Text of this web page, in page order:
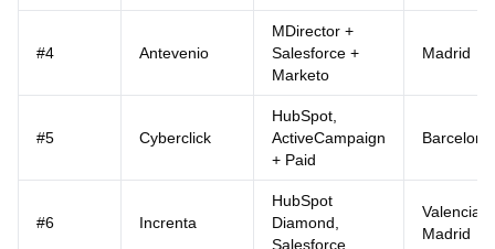
#4 Antevenio
MDirector +
Salesforce +
Marketo
Madrid
#5 Cyberclick
HubSpot,
ActiveCampaign
+ Paid
Barcelona
#6 Increnta
HubSpot
Diamond,
Salesforce
Valencia /
Madrid